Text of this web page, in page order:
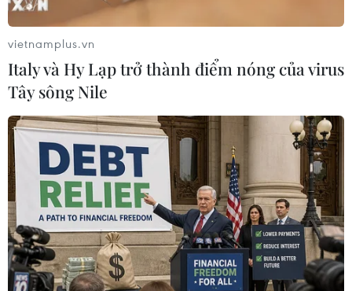
Tháp Rùa trên hồ Gươm. (Ảnh: Phùng Triệu/TTXVN)
Tảo đặc quánh góc hồ Gươm, khu vực tập trung nhiều là góc
hồ trước cửa số nhà 47-49 đường Đinh Tiên Hoàng, quận Hoàn
vietnamplus.vn
Italy và Hy Lạp trở thành điểm nóng của virus
Tây sông Nile